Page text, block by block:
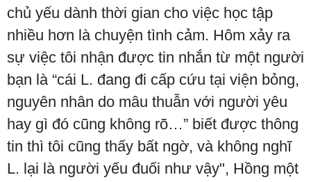
chủ yếu dành thời gian cho việc học tập
nhiều hơn là chuyện tình cảm. Hôm xảy ra
sự việc tôi nhận được tin nhắn từ một người
bạn là “cái L. đang đi cấp cứu tại viện bỏng,
nguyên nhân do mâu thuẫn với người yêu
hay gì đó cũng không rõ…” biết được thông
tin thì tôi cũng thấy bất ngờ, và không nghĩ
L. lại là người yếu đuối như vậy", Hồng một